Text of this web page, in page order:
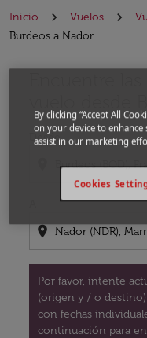
Inicio Vuelos
Burdeos a Nador
Desde
location_on
Por favor, intente
(origen y / o
con fechas
continuación para
By clicking “Accept All
on your device to enhance
assist in our marketing
Cookies